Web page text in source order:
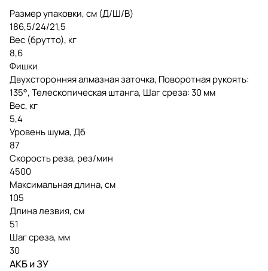
Размер упаковки, см (Д/Ш/В)
186,5/24/21,5
Вес (брутто), кг
8,6
Фишки
Двухсторонняя алмазная заточка, Поворотная рукоять:
135°, Телескопическая штанга, Шаг среза: 30 мм
Вес, кг
5,4
Уровень шума, Дб
87
Скорость реза, рез/мин
4500
Максимальная длина, см
105
Длина лезвия, см
51
Шаг среза, мм
30
АКБ и ЗУ